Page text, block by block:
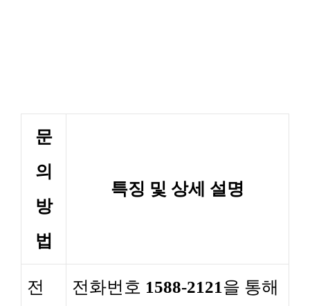
문
의
방
법
특징 및 상세 설명
전
전화번호 1588-2121을 통해